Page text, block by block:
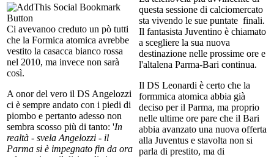
Ci avevanoo creduto un pò tutti
che la Formica atomica avrebbe
vestito la casacca bianco rossa
nel 2010, ma invece non sarà
così.
A onor del vero il DS Angelozzi
ci è sempre andato con i piedi di
piombo e pertanto adesso non
sembra scosso più di tanto: 'In
realtà - svela Angelozzi - il
Parma si è impegnato fin da ora
questa sessione di calciomercato
sta vivendo le sue puntate finali.
Il fantasista Juventino è chiamato
a scegliere la sua nuova
destinazione nelle prossime ore e
l'altalena Parma-Bari continua.
Il DS Leonardi è certo che la
formmica atomica abbia già
deciso per il Parma, ma proprio
nelle ultime ore pare che il Bari
abbia avanzato una nuova offerta
alla Juventus e stavolta non si
parla di prestito, ma di